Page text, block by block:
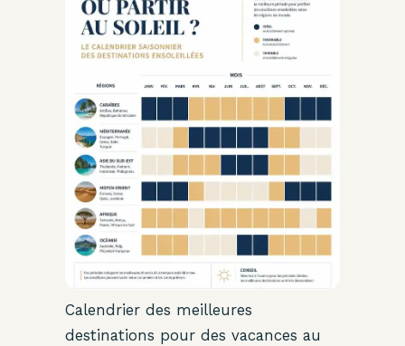
Calendrier des meilleures
destinations pour des vacances au